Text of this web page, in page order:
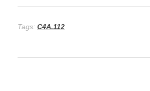
Tags: C4A.112